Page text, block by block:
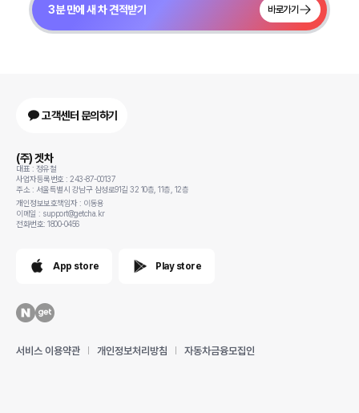
3분 만에 새 차 견적받기 바로가기
고객센터 문의하기
(주) 겟차
대표 : 정유철
사업자등록번호 : 243-87-00137
주소 : 서울특별시 강남구 삼성로91길 32 10층, 11층, 12층
개인정보보호책임자 : 이동용
이메일 : support@getcha.kr
전화번호: 1800-0456
App store Play store
서비스 이용약관 개인정보처리방침 자동차금융모집인